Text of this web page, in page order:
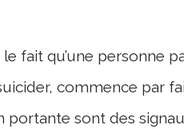
fait qu’une personne
commence par
sont des